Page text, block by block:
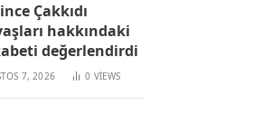
Çakkıdı
hakkındaki
değerlendirdi
7, 2026 0 VIEWS